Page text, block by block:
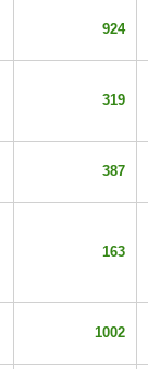
924
319
387
163
1002